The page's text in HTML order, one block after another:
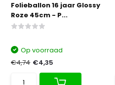
Folieballon 16 jaar Glossy
Roze 45cm - P...
Op voorraad
€4,74 €4,35